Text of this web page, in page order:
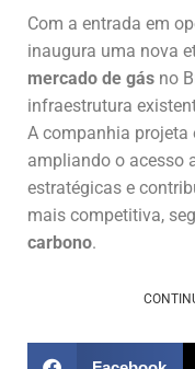
Com a entrada em
inaugura uma nova
mercado de gás no
infraestrutura
A companhia projeta
ampliando o acesso
estratégicas e
mais competitiva,
carbono.